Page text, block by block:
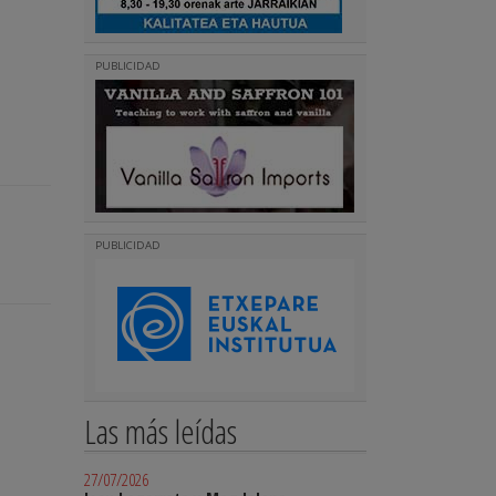
PUBLICIDAD
PUBLICIDAD
Las más leídas
27/07/2026